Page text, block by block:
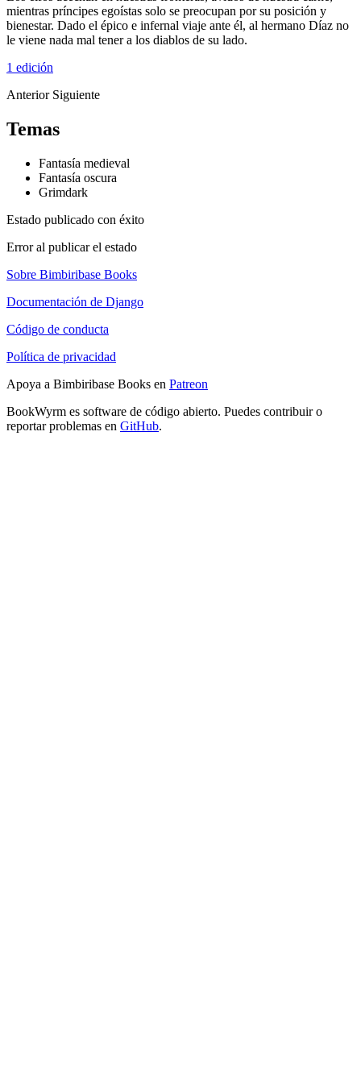
mientras príncipes egoístas solo se preocupan por su posición y
bienestar. Dado el épico e infernal viaje ante él, al hermano Díaz no
le viene nada mal tener a los diablos de su lado.
1 edición
Anterior Siguiente
Temas
Fantasía medieval
Fantasía oscura
Grimdark
Estado publicado con éxito
Error al publicar el estado
Sobre Bimbiribase Books
Documentación de Django
Código de conducta
Política de privacidad
Apoya a Bimbiribase Books en Patreon
BookWyrm es software de código abierto. Puedes contribuir o
reportar problemas en GitHub.